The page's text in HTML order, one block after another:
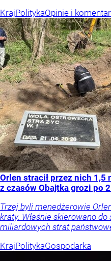
KrajPolitykaOpinie i
Orlen stracił przez nich 1,5
z czasów Obajtka grozi po
Trzej byli menedżerowie
kraty. Właśnie skierowano
miliardowych strat
KrajPolitykaGospodarka